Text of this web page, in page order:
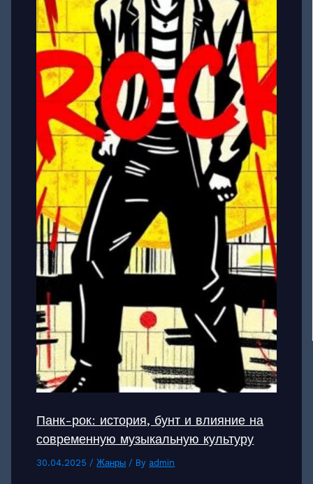
Панк-рок: история, бунт и влияние на
современную музыкальную культуру
30.04.2025 /Жанры / By admin